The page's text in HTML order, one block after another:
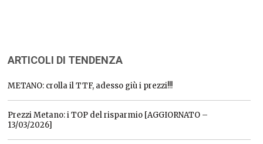
ARTICOLI DI TENDENZA
METANO: crolla il TTF, adesso giù i prezzi!!!
Prezzi Metano: i TOP del risparmio [AGGIORNATO –
13/03/2026]